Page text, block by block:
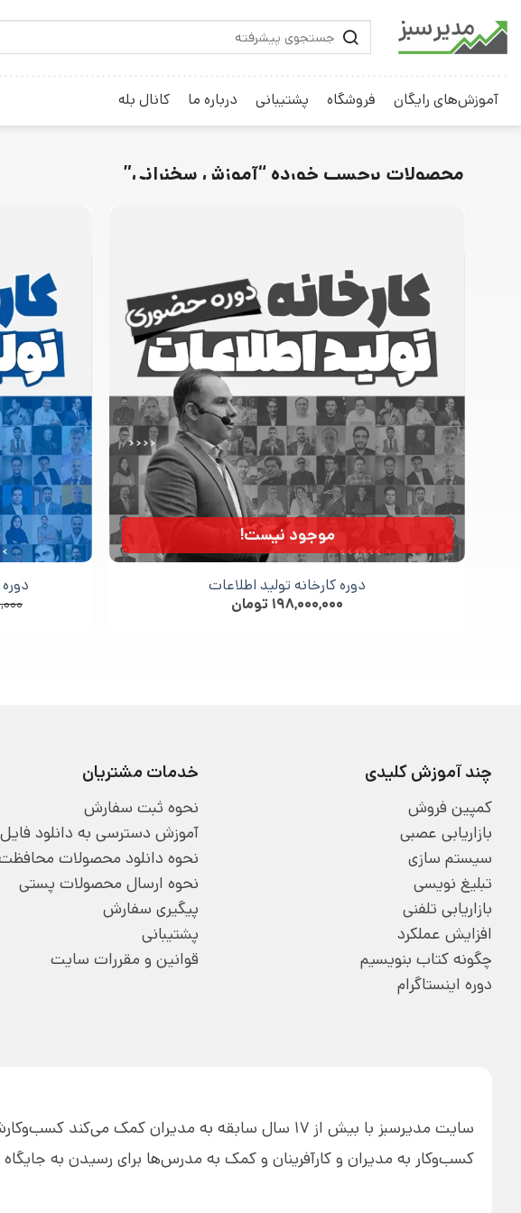
آموزش‌های رایگان فروشگاه پشتیبانی درباره ما کانال بله
محصولات برچسب خورده “آموزش سخنرانی”
موجود نیست!
دوره کارخانه تولید اطلاعات
۱۹۸,۰۰۰,۰۰۰ تومان
چند آموزش کلیدی
کمپین فروش
بازاریابی عصبی
سیستم سازی
تبلیغ نویسی
بازاریابی تلفنی
افزایش عملکرد
چگونه کتاب بنویسیم
دوره اینستاگرام
خدمات مشتریان
نحوه ثبت سفارش
آموزش دسترسی به دانلود
نحوه دانلود محصولات
نحوه ارسال محصولات پستی
پیگیری سفارش
پشتیبانی
قوانین و مقررات سایت
سایت مدیرسبز با بیش از 17 سال سابقه به مدیران کمک
کسب‌وکار به مدیران و کارآفرینان و کمک به مدرس‌ها برای رسیدن به